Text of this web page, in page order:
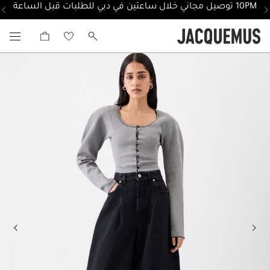
10PM توصيل مجاني خلال ساعتين في دبي للطلبات قبل الساعة